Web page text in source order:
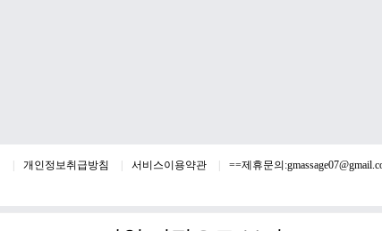
개인정보취급방침 서비스이용약관 ==제휴문의: